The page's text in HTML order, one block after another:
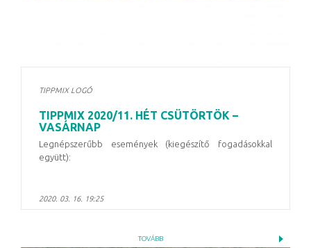
TIPPMIX LOGÓ
TIPPMIX 2020/11. HÉT CSÜTÖRTÖK –
VASÁRNAP
Legnépszerűbb események (kiegészítő fogadásokkal
együtt):
2020. 03. 16. 19:25
TOVÁBB